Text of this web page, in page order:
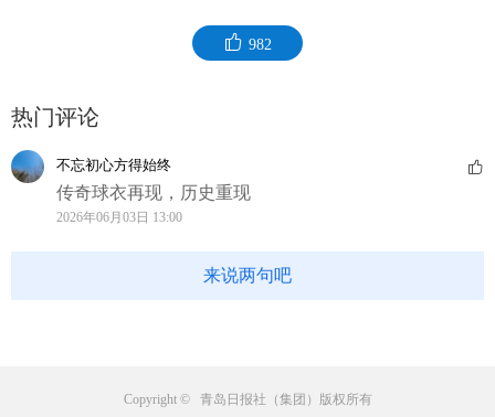
982
热门评论
不忘初心方得始终
传奇球衣再现，历史重现
2026年06月03日 13:00
来说两句吧
Copyright © 青岛日报社（集团）版权所有